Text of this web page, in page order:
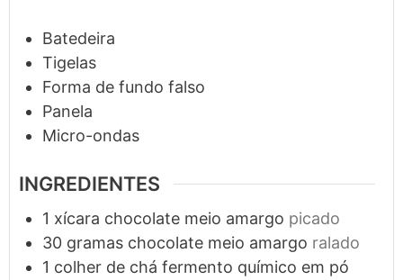
Batedeira
Tigelas
Forma de fundo falso
Panela
Micro-ondas
INGREDIENTES
1 xícara chocolate meio amargo picado
30 gramas chocolate meio amargo ralado
1 colher de chá fermento químico em pó